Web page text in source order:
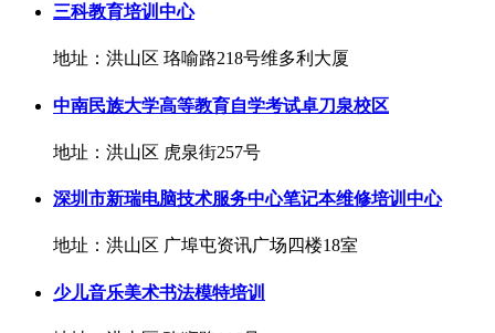
三科教育培训中心
地址：洪山区 珞喻路218号维多利大厦
中南民族大学高等教育自学考试卓刀泉校区
地址：洪山区 虎泉街257号
深圳市新瑞电脑技术服务中心笔记本维修培训中心
地址：洪山区 广埠屯资讯广场四楼18室
少儿音乐美术书法模特培训